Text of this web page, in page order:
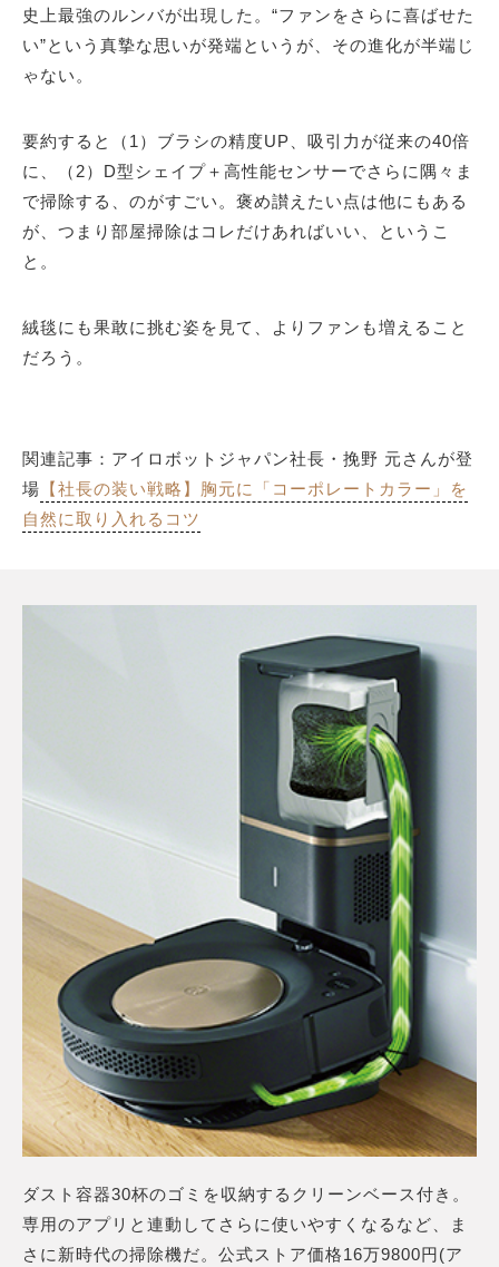
史上最強のルンバが出現した。“ファンをさらに喜ばせた
い”という真摯な思いが発端というが、その進化が半端じ
ゃない。
要約すると（1）ブラシの精度UP、吸引力が従来の40倍
に、（2）D型シェイプ＋高性能センサーでさらに隅々ま
で掃除する、のがすごい。褒め讃えたい点は他にもある
が、つまり部屋掃除はコレだけあればいい、というこ
と。
絨毯にも果敢に挑む姿を見て、よりファンも増えること
だろう。
関連記事：アイロボットジャパン社長・挽野 元さんが登
場 【社長の装い戦略】胸元に「コーポレートカラー」を
自然に取り入れるコツ
ダスト容器30杯のゴミを収納するクリーンベース付き。
専用のアプリと連動してさらに使いやすくなるなど、ま
さに新時代の掃除機だ。公式ストア価格16万9800円(ア